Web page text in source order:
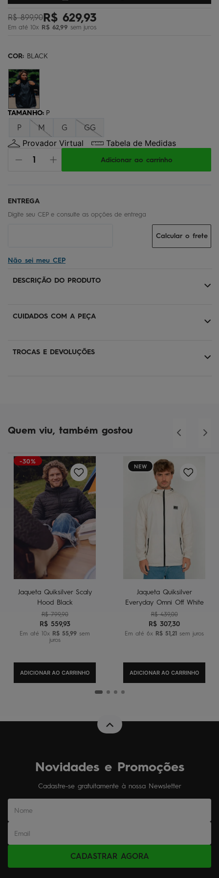
R$ 899,90R$ 629,93
Em até 10x R$ 62,99 sem juros
COR: BLACK
TAMANHO: P
P M G GG
Provador Virtual Tabela de Medidas
Adicionar ao carrinho
Não sei meu CEP
Calcular o frete
DESCRIÇÃO DO PRODUTO
CUIDADOS COM A PEÇA
TROCAS E DEVOLUÇÕES
Quem viu, também gostou
-30%
Jaqueta Quiksilver Scaly
Hood Black
R$ 799,90
R$ 559,93
Em até 10x R$ 55,99 sem
juros
ADICIONAR AO CARRINHO
NEW
Jaqueta Quiksilver
Everyday Omni Off White
R$ 439,00
R$ 307,30
Em até 6x R$ 51,21 sem juros
ADICIONAR AO CARRINHO
Novidades e Promoções
Cadastre-se gratuitamente à nossa Newsletter
CADASTRAR AGORA
bermuda
6º óculos
boardshort
9º chinelo
10 º calça